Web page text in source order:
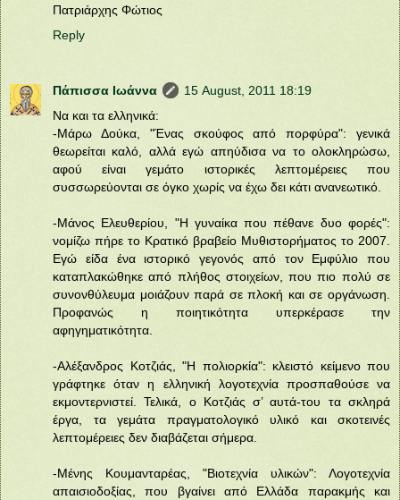
Πατριάρχης Φώτιος
Reply
Πάπισσα Ιωάννα
15 August, 2011 18:19
Να και τα ελληνικά:
-Μάρω Δούκα, "Ένας σκούφος από πορφύρα": γενικά
θεωρείται καλό, αλλά εγώ απηύδισα να το ολοκληρώσω,
αφού είναι γεμάτο ιστορικές λεπτομέρειες που
συσσωρεύονται σε όγκο χωρίς να έχω δει κάτι ανανεωτικό.
-Μάνος Ελευθερίου, "Η γυναίκα που πέθανε δυο φορές":
νομίζω πήρε το Κρατικό βραβείο Μυθιστορήματος το 2007.
Εγώ είδα ένα ιστορικό γεγονός από τον Εμφύλιο που
καταπλακώθηκε από πλήθος στοιχείων, που πιο πολύ σε
συνονθύλευμα μοιάζουν παρά σε πλοκή και σε οργάνωση.
Προφανώς η ποιητικότητα υπερκέρασε την
αφηγηματικότητα.
-Αλέξανδρος Κοτζιάς, "Η πολιορκία": κλειστό κείμενο που
γράφτηκε όταν η ελληνική λογοτεχνία προσπαθούσε να
εκμοντερνιστεί. Τελικά, ο Κοτζιάς σ’ αυτά-του τα σκληρά
έργα, τα γεμάτα πραγματολογικό υλικό και σκοτεινές
λεπτομέρειες δεν διαβάζεται σήμερα.
-Μένης Κουμανταρέας, "Βιοτεχνία υλικών": Λογοτεχνία
απαισιοδοξίας, που βγαίνει από Ελλάδα παρακμής και